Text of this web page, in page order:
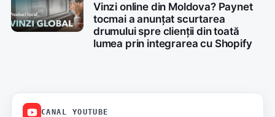
Vinzi online din Moldova? Paynet
tocmai a anunțat scurtarea
drumului spre clienții din toată
lumea prin integrarea cu Shopify
CANAL YOUTUBE